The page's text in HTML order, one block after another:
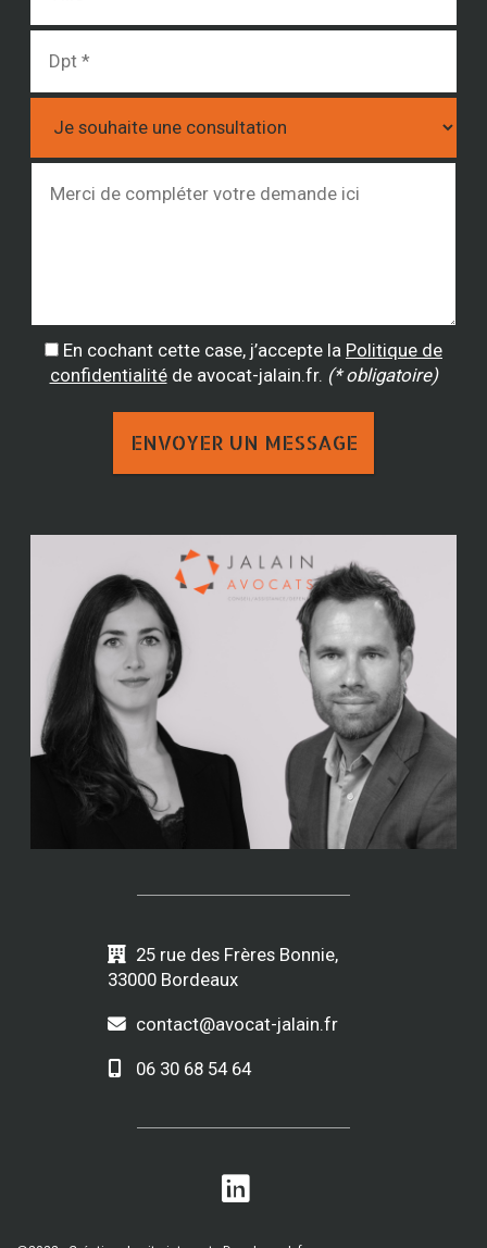
En cochant cette case, j’accepte la Politique de
confidentialitéde avocat-jalain.fr. (* obligatoire)
25 rue des Frères Bonnie,
33000 Bordeaux
contact@avocat-jalain.fr
06 30 68 54 64